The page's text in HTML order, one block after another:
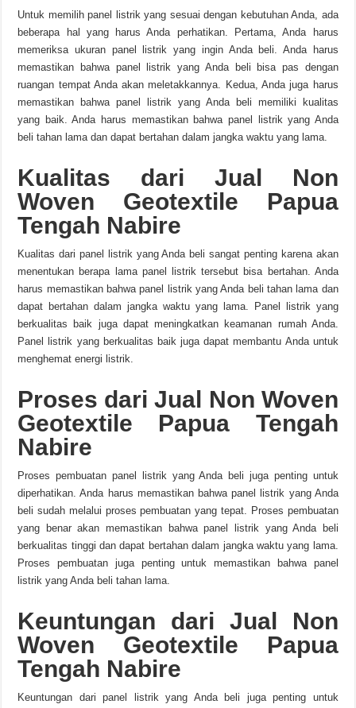
Untuk memilih panel listrik yang sesuai dengan kebutuhan Anda, ada
beberapa hal yang harus Anda perhatikan. Pertama, Anda harus
memeriksa ukuran panel listrik yang ingin Anda beli. Anda harus
memastikan bahwa panel listrik yang Anda beli bisa pas dengan
ruangan tempat Anda akan meletakkannya. Kedua, Anda juga harus
memastikan bahwa panel listrik yang Anda beli memiliki kualitas
yang baik. Anda harus memastikan bahwa panel listrik yang Anda
beli tahan lama dan dapat bertahan dalam jangka waktu yang lama.
Kualitas dari Jual Non
Woven Geotextile Papua
Tengah Nabire
Kualitas dari panel listrik yang Anda beli sangat penting karena akan
menentukan berapa lama panel listrik tersebut bisa bertahan. Anda
harus memastikan bahwa panel listrik yang Anda beli tahan lama dan
dapat bertahan dalam jangka waktu yang lama. Panel listrik yang
berkualitas baik juga dapat meningkatkan keamanan rumah Anda.
Panel listrik yang berkualitas baik juga dapat membantu Anda untuk
menghemat energi listrik.
Proses dari Jual Non Woven
Geotextile Papua Tengah
Nabire
Proses pembuatan panel listrik yang Anda beli juga penting untuk
diperhatikan. Anda harus memastikan bahwa panel listrik yang Anda
beli sudah melalui proses pembuatan yang tepat. Proses pembuatan
yang benar akan memastikan bahwa panel listrik yang Anda beli
berkualitas tinggi dan dapat bertahan dalam jangka waktu yang lama.
Proses pembuatan juga penting untuk memastikan bahwa panel
listrik yang Anda beli tahan lama.
Keuntungan dari Jual Non
Woven Geotextile Papua
Tengah Nabire
Keuntungan dari panel listrik yang Anda beli juga penting untuk